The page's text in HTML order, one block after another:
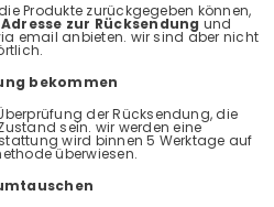
Produkte zurückgegeben können,
zur Rücksendung und
email anbieten. wir sind aber nicht
bekommen
der Rücksendung, die
sein. wir werden eine
wird binnen 5 Werktage auf
überwiesen.